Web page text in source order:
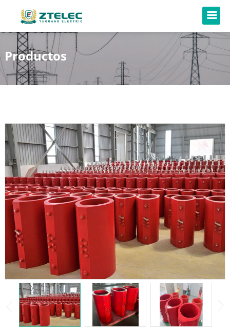
Productos